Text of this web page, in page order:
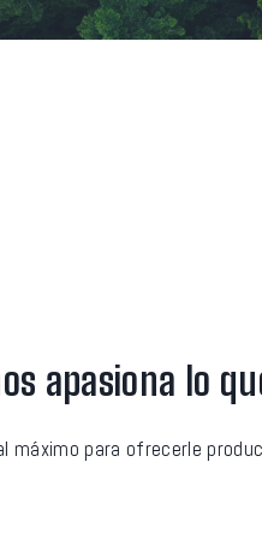
apasiona lo
máximo para ofrecerle